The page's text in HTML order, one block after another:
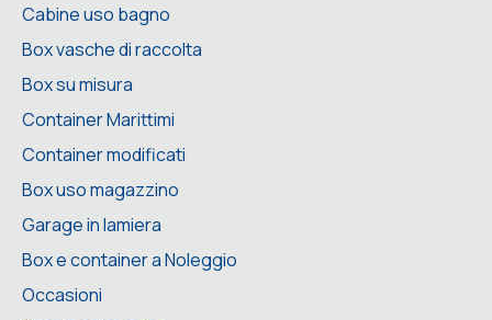
Cabine uso bagno
Box vasche di raccolta
Box su misura
Container Marittimi
Container modificati
Box uso magazzino
Garage in lamiera
Box e container a Noleggio
Occasioni